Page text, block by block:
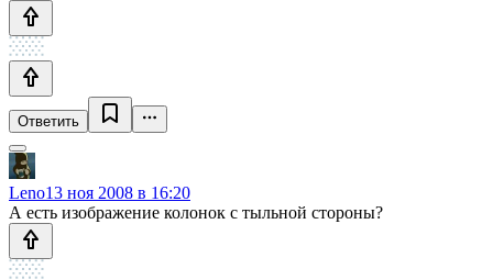
Ответить
Leno13 ноя 2008 в 16:20
А есть изображение колонок с тыльной стороны?